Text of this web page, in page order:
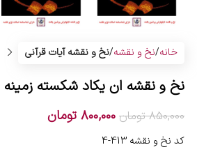
خانه نخ و نقشه نخ و نقشه آیات قرآنی
نخ و نقشه ان یکاد شکسته زمینه
850,000 تومان 800,000 تومان
کد نخ و نقشه 413-4